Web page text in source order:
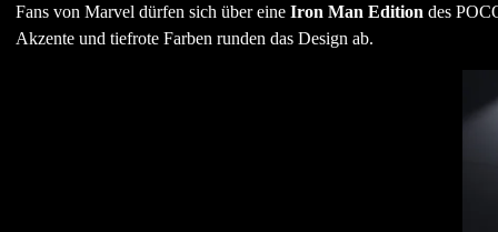
Fans von Marvel dürfen sich über eine Iron Man Edition des
Akzente und tiefrote Farben runden das Design ab.